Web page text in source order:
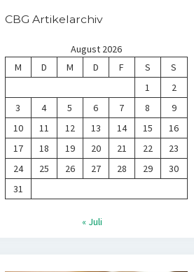
CBG Artikelarchiv
August 2026
M
D M D F S
S
1
2
3
4 5 6 7 8
9
10
11 12 13 14 15
16
17
18 19 20 21 22
23
24
25 26 27 28 29
30
31
« Juli